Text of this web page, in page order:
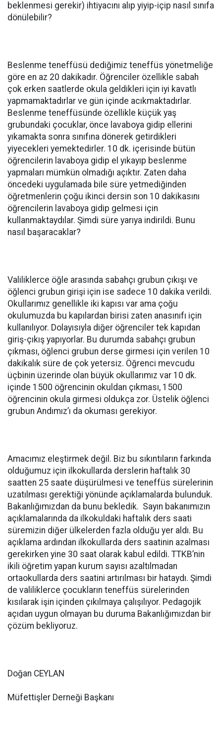
beklenmesi gerekir) ihtiyacını alıp yiyip-içip nasıl sınıfa
dönülebilir?
Beslenme teneffüsü dediğimiz teneffüs yönetmeliğe
göre en az 20 dakikadır. Öğrenciler özellikle sabah
çok erken saatlerde okula geldikleri için iyi kavatlı
yapmamaktadırlar ve gün içinde acıkmaktadırlar.
Beslenme teneffüsünde özellikle küçük yaş
grubundaki çocuklar, önce lavaboya gidip ellerini
yıkamakta sonra sınıfına dönerek getirdikleri
yiyecekleri yemektedirler. 10 dk. içerisinde bütün
öğrencilerin lavaboya gidip el yıkayıp beslenme
yapmaları mümkün olmadığı açıktır. Zaten daha
öncedeki uygulamada bile süre yetmediğinden
öğretmenlerin çoğu ikinci dersin son 10 dakikasını
öğrencilerin lavaboya gidip gelmesi için
kullanmaktaydılar. Şimdi süre yarıya indirildi. Bunu
nasıl başaracaklar?
Valiliklerce öğle arasında sabahçı grubun çıkışı ve
öğlenci grubun girişi için ise sadece 10 dakika verildi.
Okullarımız genellikle iki kapısı var ama çoğu
okulumuzda bu kapılardan birisi zaten anasınıfı için
kullanılıyor. Dolayısıyla diğer öğrenciler tek kapıdan
giriş-çıkış yapıyorlar. Bu durumda sabahçı grubun
çıkması, öğlenci grubun derse girmesi için verilen 10
dakikalık süre de çok yetersiz. Öğrenci mevcudu
üçbinin üzerinde olan büyük okullarımız var 10 dk.
içinde 1500 öğrencinin okuldan çıkması, 1500
öğrencinin okula girmesi oldukça zor. Üstelik öğlenci
grubun Andımız’ı da okuması gerekiyor.
Amacımız eleştirmek değil. Biz bu sıkıntıların farkında
olduğumuz için ilkokullarda derslerin haftalık 30
saatten 25 saate düşürülmesi ve teneffüs sürelerinin
uzatılması gerektiği yönünde açıklamalarda bulunduk.
Bakanlığımızdan da bunu bekledik. Sayın bakanımızın
açıklamalarında da ilkokuldaki haftalık ders saati
süremizin diğer ülkelerden fazla olduğu yer aldı. Bu
açıklama ardından ilkokullarda ders saatinin azalması
gerekirken yine 30 saat olarak kabul edildi. TTKB’nin
ikili öğretim yapan kurum sayısı azaltılmadan
ortaokullarda ders saatini artırılması bir hataydı. Şimdi
de valiliklerce çocukların teneffüs sürelerinden
kısılarak işin içinden çıkılmaya çalışılıyor. Pedagojik
açıdan uygun olmayan bu duruma Bakanlığımızdan bir
çözüm bekliyoruz.
Doğan CEYLAN
Müfettişler Derneği Başkanı